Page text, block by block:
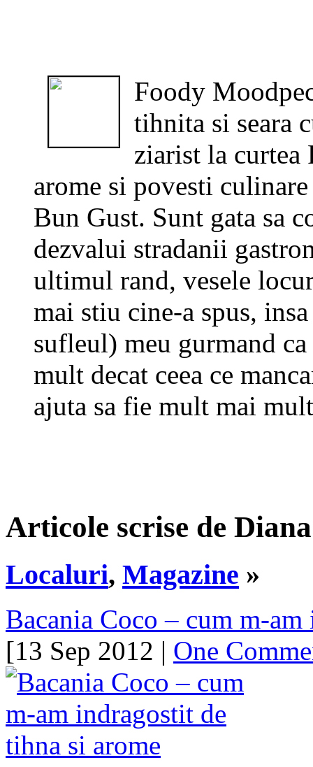
Foody
tihnita si seara
ziarist la
arome si povesti
Bun Gust. Sunt gata sa
dezvalui stradanii
ultimul rand, vesele
mai stiu cine-a spus,
sufleul) meu gurmand
mult decat ceea ce
ajuta sa fie mult mai
Articole scrise de
Localuri, Magazine »
Bacania Coco – cum m-
[13 Sep 2012 | One